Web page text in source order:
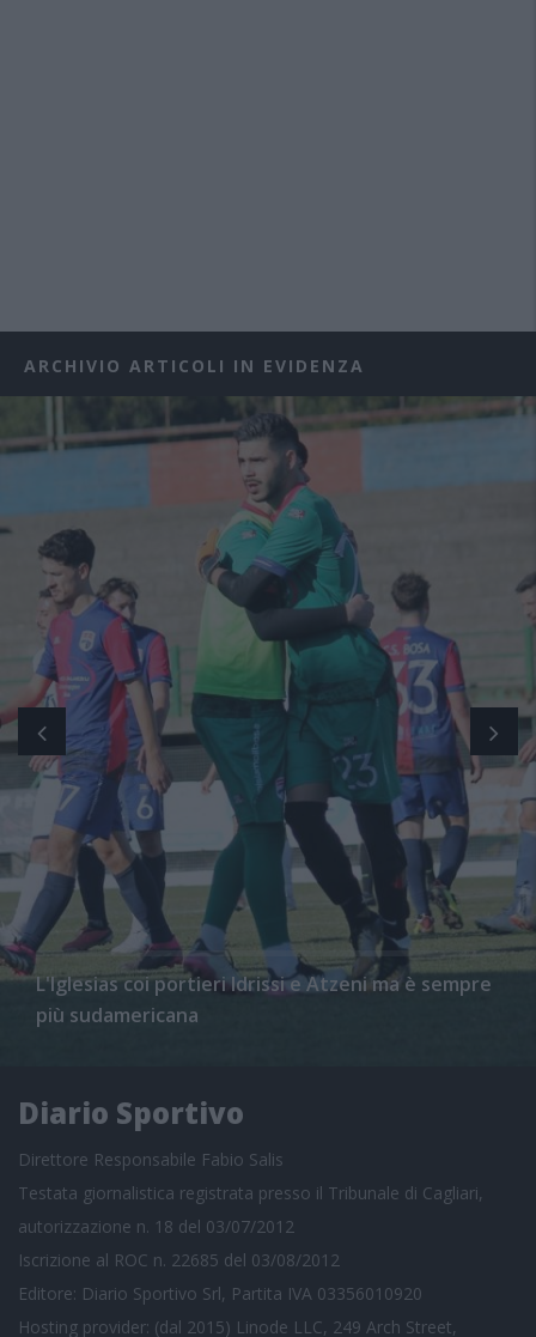
ARCHIVIO ARTICOLI IN EVIDENZA
L'Iglesias coi portieri Idrissi e Atzeni ma è sempre
più sudamericana
Diario Sportivo
Direttore Responsabile Fabio Salis
Testata giornalistica registrata presso il Tribunale di Cagliari,
autorizzazione n. 18 del 03/07/2012
Iscrizione al ROC n. 22685 del 03/08/2012
Editore: Diario Sportivo Srl, Partita IVA 03356010920
Hosting provider: (dal 2015) Linode LLC, 249 Arch Street,